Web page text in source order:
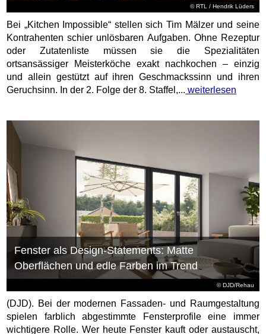
©RTL / Hendrik Lüders
Bei „Kitchen Impossible“ stellen sich Tim Mälzer und seine
Kontrahenten schier unlösbaren Aufgaben. Ohne Rezeptur
oder Zutatenliste müssen sie die Spezialitäten
ortsansässiger Meisterköche exakt nachkochen – einzig
und allein gestützt auf ihren Geschmackssinn und ihren
Geruchsinn. In der 2. Folge der 8. Staffel,... weiterlesen
© DJD/Rehau
Fenster als Design-Statements: Matte
Oberflächen und edle Farben im Trend
(DJD). Bei der modernen Fassaden- und Raumgestaltung
spielen farblich abgestimmte Fensterprofile eine immer
wichtigere Rolle. Wer heute Fenster kauft oder austauscht,